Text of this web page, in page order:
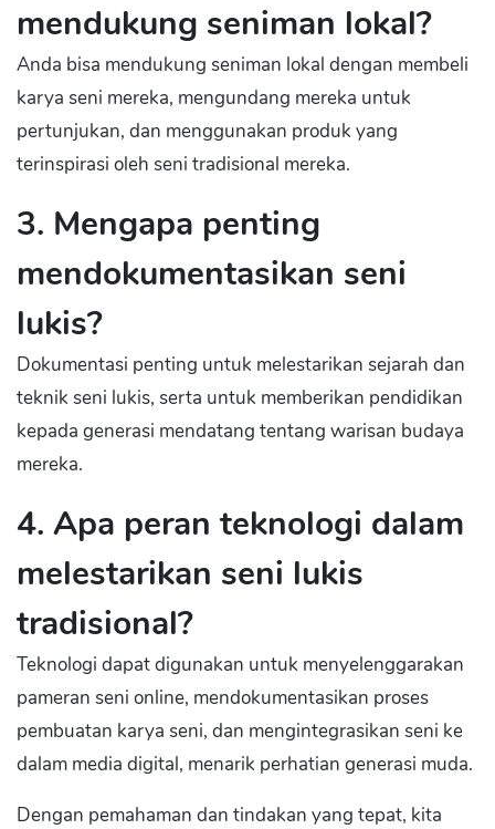
mendukung seniman lokal?
Anda bisa mendukung seniman lokal dengan membeli
karya seni mereka, mengundang mereka untuk
pertunjukan, dan menggunakan produk yang
terinspirasi oleh seni tradisional mereka.
3. Mengapa penting
mendokumentasikan seni
lukis?
Dokumentasi penting untuk melestarikan sejarah dan
teknik seni lukis, serta untuk memberikan pendidikan
kepada generasi mendatang tentang warisan budaya
mereka.
4. Apa peran teknologi dalam
melestarikan seni lukis
tradisional?
Teknologi dapat digunakan untuk menyelenggarakan
pameran seni online, mendokumentasikan proses
pembuatan karya seni, dan mengintegrasikan seni ke
dalam media digital, menarik perhatian generasi muda.
Dengan pemahaman dan tindakan yang tepat, kita